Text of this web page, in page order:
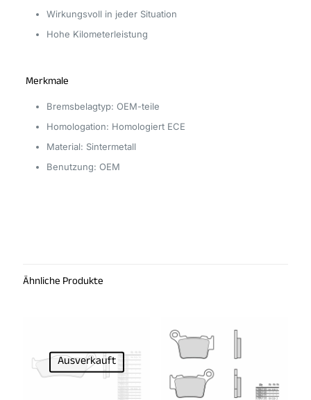
Wirkungsvoll in jeder Situation
Hohe Kilometerleistung
Merkmale
Bremsbelagtyp: OEM-teile
Homologation: Homologiert ECE
Material: Sintermetall
Benutzung: OEM
Ähnliche Produkte
Ausverkauft